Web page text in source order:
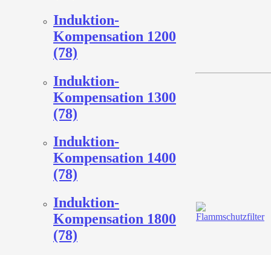
Induktion-
Kompensation 1200
(78)
Induktion-
Kompensation 1300
(78)
Induktion-
Kompensation 1400
(78)
Induktion-
Kompensation 1800
(78)